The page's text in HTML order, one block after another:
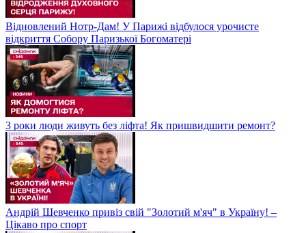
Відновлений Нотр-Дам! У Парижі відбулося урочисте
відкриття Собору Паризької Богоматері
3 роки люди живуть без ліфта! Як пришвидшити ремонт?
Андрій Шевченко привіз свій "Золотий м'яч" в Україну! –
Цікаво про спорт